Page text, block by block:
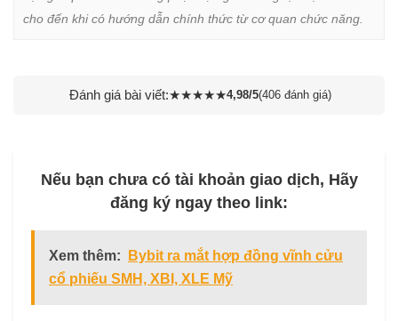
cho đến khi có hướng dẫn chính thức từ cơ quan chức năng.
Đánh giá bài viết:★★★★★4,98/5(406 đánh giá)
Nếu bạn chưa có tài khoản giao dịch, Hãy
đăng ký ngay theo link:
Xem thêm:
Bybit ra mắt hợp đồng vĩnh cửu
cổ phiếu SMH, XBI, XLE Mỹ